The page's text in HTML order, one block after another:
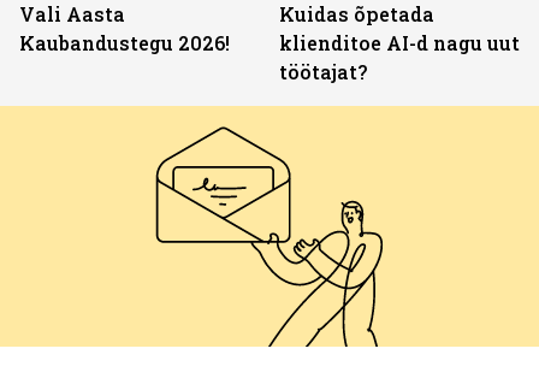
Vali Aasta
Kaubandustegu 2026!
Kuidas õpetada
klienditoe AI-d nagu uut
töötajat?